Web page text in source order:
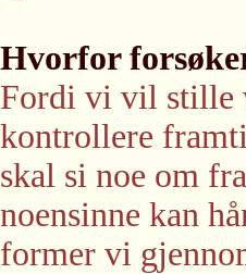
Hvorfor
Fordi vi vil stille
kontrollere
skal si noe om
noensinne kan
former vi